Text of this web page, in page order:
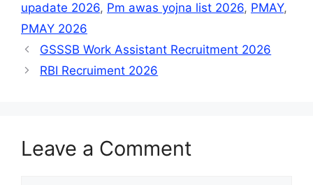
upadate 2026, Pm awas yojna list 2026, PMAY,
PMAY 2026
GSSSB Work Assistant Recruitment 2026
RBI Recruiment 2026
Leave a Comment